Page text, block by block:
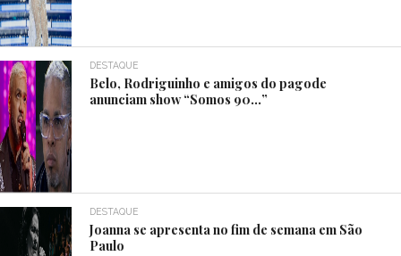
DESTAQUE
Belo, Rodriguinho e amigos do pagode
anunciam show “Somos 90…”
DESTAQUE
Joanna se apresenta no fim de semana em São
Paulo